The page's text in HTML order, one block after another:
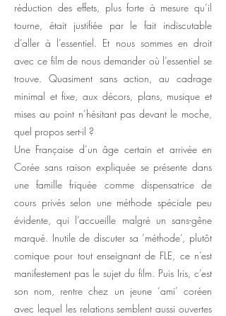
réduction des effets, plus forte à mesure qu’il
tourne, était justifiée par le fait indiscutable
d’aller à l’essentiel. Et nous sommes en droit
avec ce film de nous demander où l’essentiel se
trouve. Quasiment sans action, au cadrage
minimal et fixe, aux décors, plans, musique et
mises au point n’hésitant pas devant le moche,
quel propos sert-il ?
Une Française d’un âge certain et arrivée en
Corée sans raison expliquée se présente dans
une famille friquée comme dispensatrice de
cours privés selon une méthode spéciale peu
évidente, qui l’accueille malgré un sans-gêne
marqué. Inutile de discuter sa ’méthode’, plutôt
comique pour tout enseignant de FLE, ce n’est
manifestement pas le sujet du film. Puis Iris, c’est
son nom, rentre chez un jeune ‘ami’ coréen
avec lequel les relations semblent aussi ouvertes